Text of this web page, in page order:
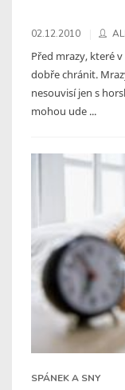
02.12.2010
Před mrazy, které
dobře chránit.
nesouvisí jen s
mohou ude ...
SPÁNEK A SNY